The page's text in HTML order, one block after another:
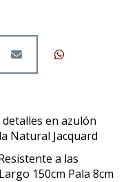
en azulón
Natural Jacquard
a las
150cm Pala 8cm